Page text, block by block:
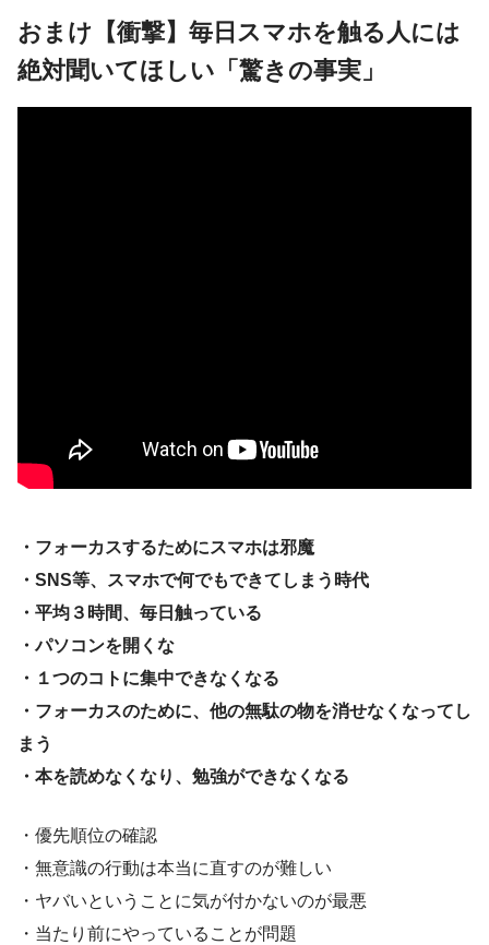
おまけ【衝撃】毎日スマホを触る人には
絶対聞いてほしい「驚きの事実」
・フォーカスするためにスマホは邪魔
・SNS等、スマホで何でもできてしまう時代
・平均３時間、毎日触っている
・パソコンを開くな
・１つのコトに集中できなくなる
・フォーカスのために、他の無駄の物を消せなくなってし
まう
・本を読めなくなり、勉強ができなくなる
・優先順位の確認
・無意識の行動は本当に直すのが難しい
・ヤバいということに気が付かないのが最悪
・当たり前にやっていることが問題